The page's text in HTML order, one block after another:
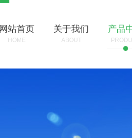
网站首页
HOME
关于我们
ABOUT
产品